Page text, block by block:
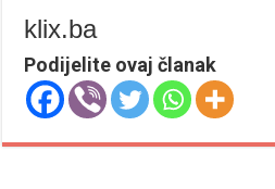
klix.ba
Podijelite ovaj članak